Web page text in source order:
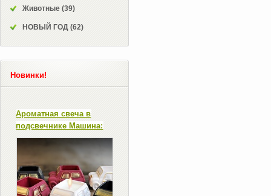
Животные (39)
НОВЫЙ ГОД (62)
Новинки!
Ароматная свеча в
подсвечнике Машина: